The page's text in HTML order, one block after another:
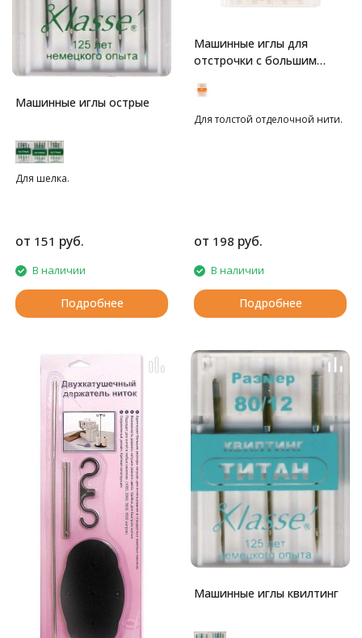
Машинные иглы острые
Для шелка.
от 151 руб.
В наличии
Подробнее
Машинные иглы для
отстрочки с большим
Для толстой отделочной нити.
от 198 руб.
В наличии
Подробнее
Машинные иглы квилтинг